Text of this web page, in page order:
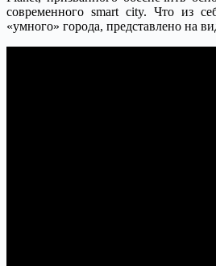
современного smart city. Что из
«умного» города, представлено на